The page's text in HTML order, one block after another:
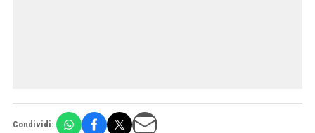
Condividi: